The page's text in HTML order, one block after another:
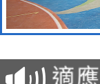
本
招
適